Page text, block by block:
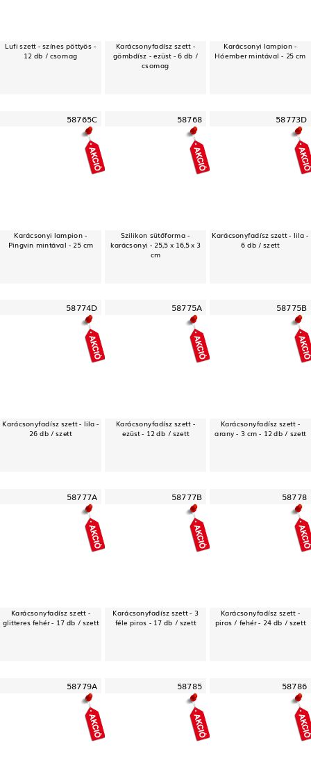
Lufi szett - színes pöttyös -
12 db / csomag
Karácsonyfadísz szett -
gömbdísz - ezüst - 6 db /
csomag
Karácsonyi lampion -
Hóember mintával - 25 cm
58765C
Karácsonyi lampion -
Pingvin mintával - 25 cm
58768
Szilikon sütőforma -
karácsonyi - 25,5 x 16,5 x 3
cm
58773D
Karácsonyfadísz szett - lila -
6 db / szett
58774D
Karácsonyfadísz szett - lila -
26 db / szett
58775A
Karácsonyfadísz szett -
ezüst - 12 db / szett
58775B
Karácsonyfadísz szett -
arany - 3 cm - 12 db / szett
58777A
Karácsonyfadísz szett -
glitteres fehér - 17 db / szett
58777B
Karácsonyfadísz szett - 3
féle piros - 17 db / szett
58778
Karácsonyfadísz szett -
piros / fehér - 24 db / szett
58779A 58785 58786